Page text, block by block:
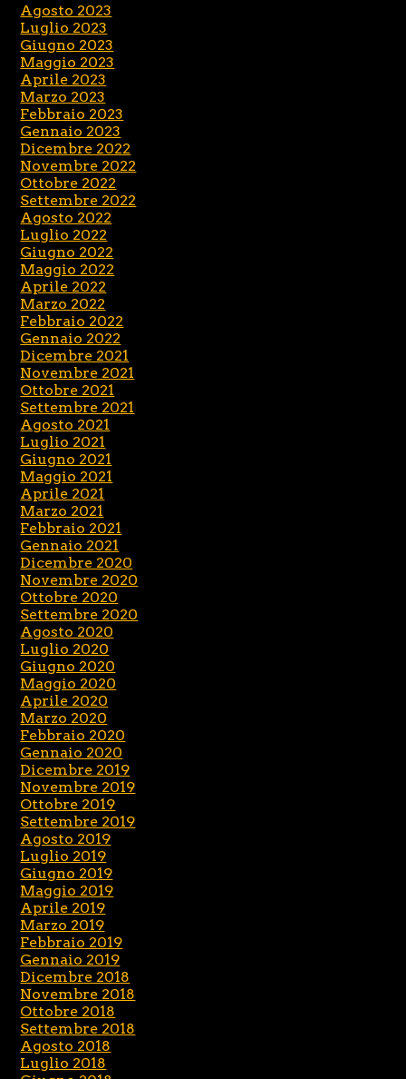
Agosto 2023
Luglio 2023
Giugno 2023
Maggio 2023
Aprile 2023
Marzo 2023
Febbraio 2023
Gennaio 2023
Dicembre 2022
Novembre 2022
Ottobre 2022
Settembre 2022
Agosto 2022
Luglio 2022
Giugno 2022
Maggio 2022
Aprile 2022
Marzo 2022
Febbraio 2022
Gennaio 2022
Dicembre 2021
Novembre 2021
Ottobre 2021
Settembre 2021
Agosto 2021
Luglio 2021
Giugno 2021
Maggio 2021
Aprile 2021
Marzo 2021
Febbraio 2021
Gennaio 2021
Dicembre 2020
Novembre 2020
Ottobre 2020
Settembre 2020
Agosto 2020
Luglio 2020
Giugno 2020
Maggio 2020
Aprile 2020
Marzo 2020
Febbraio 2020
Gennaio 2020
Dicembre 2019
Novembre 2019
Ottobre 2019
Settembre 2019
Agosto 2019
Luglio 2019
Giugno 2019
Maggio 2019
Aprile 2019
Marzo 2019
Febbraio 2019
Gennaio 2019
Dicembre 2018
Novembre 2018
Ottobre 2018
Settembre 2018
Agosto 2018
Luglio 2018